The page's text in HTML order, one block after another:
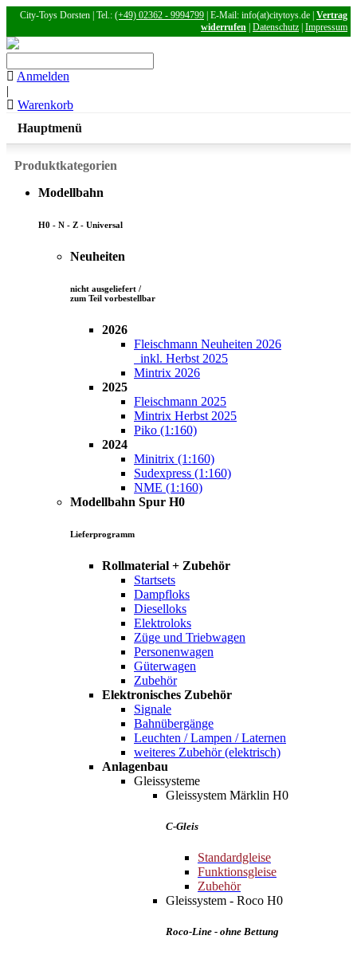
City-Toys Dorsten | Tel.: (+49) 02362 - 9994799 | E-Mail: info(at)citytoys.de | Vertrag
widerrufen Datenschutz Impressum
Anmelden
|
Warenkorb
Hauptmenü
Produktkategorien
Modellbahn
H0 - N - Z - Universal
Neuheiten
nicht ausgeliefert /
zum Teil vorbestellbar
2026
Fleischmann Neuheiten 2026
inkl. Herbst 2025
Mintrix 2026
2025
Fleischmann 2025
Mintrix Herbst 2025
Piko (1:160)
2024
Minitrix (1:160)
Sudexpress (1:160)
NME (1:160)
Modellbahn Spur H0
Lieferprogramm
Rollmaterial + Zubehör
Startsets
Dampfloks
Dieselloks
Elektroloks
Züge und Triebwagen
Personenwagen
Güterwagen
Zubehör
Elektronisches Zubehör
Signale
Bahnübergänge
Leuchten / Lampen / Laternen
weiteres Zubehör (elektrisch)
Anlagenbau
Gleissysteme
Gleissystem Märklin H0
C-Gleis
Standardgleise
Funktionsgleise
Zubehör
Gleissystem - Roco H0
Roco-Line - ohne Bettung